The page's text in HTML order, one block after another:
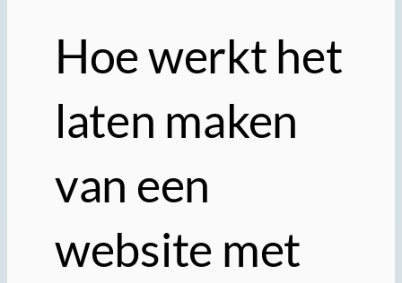
Hoe werkt het
laten maken
van een
website met